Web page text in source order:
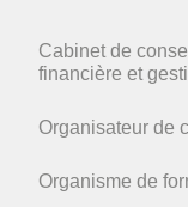
Cabinet de
financière et
Organisateur de
Organisme de